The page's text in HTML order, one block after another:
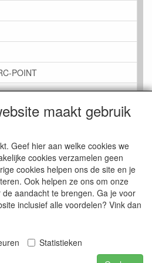
POINT
maakt gebruik
Geef hier aan welke cookies we
cookies verzamelen geen
cookies helpen ons de site en je
Ook helpen ze ons om onze
aandacht te brengen. Ga je voor
inclusief alle voordelen? Vink dan
Statistieken